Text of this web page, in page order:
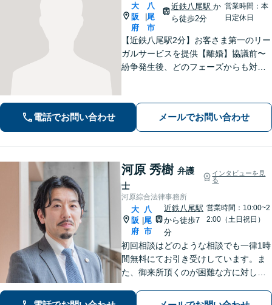
大
阪
府
八
尾
市
近鉄八尾駅 か
ら徒歩2分
営業時間：本
日定休日
【近鉄八尾駅2分】お客さま第一のリー
ガルサービスを提供【離婚】協議前〜
紛争発生後、どのフェーズからも対
害保険会社側の事情に精通し、適切な
賠償金の獲得を目指します【夜間・休
日相談OK】
電話でお問い合わせ メールでお問い合わせ
河原 秀樹 弁護
士
インタビューを見
る
河原綜合法律事務所
大
阪
府
八
尾
市
近鉄八尾駅
から徒歩7
分
営業時間：10:00~2
2:00（土日祝日）
初回相談はどのような相談でも一律1時
間無料にてお引き受けしています。ま
た、御来所頂くのが困難な方に対して
す。弁護士事務所の比較的少ない八尾